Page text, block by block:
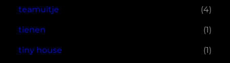
teamuitje (4)
tienen (1)
tiny house (1)